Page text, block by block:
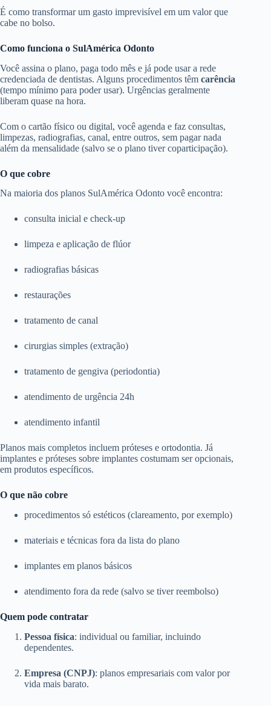
É como transformar um gasto imprevisível em um valor que
cabe no bolso.
Como funciona o SulAmérica Odonto
Você assina o plano, paga todo mês e já pode usar a rede
credenciada de dentistas. Alguns procedimentos têm carência
(tempo mínimo para poder usar). Urgências geralmente
liberam quase na hora.
Com o cartão físico ou digital, você agenda e faz consultas,
limpezas, radiografias, canal, entre outros, sem pagar nada
além da mensalidade (salvo se o plano tiver coparticipação).
O que cobre
Na maioria dos planos SulAmérica Odonto você encontra:
consulta inicial e check-up
limpeza e aplicação de flúor
radiografias básicas
restaurações
tratamento de canal
cirurgias simples (extração)
tratamento de gengiva (periodontia)
atendimento de urgência 24h
atendimento infantil
Planos mais completos incluem próteses e ortodontia. Já
implantes e próteses sobre implantes costumam ser opcionais,
em produtos específicos.
O que não cobre
procedimentos só estéticos (clareamento, por exemplo)
materiais e técnicas fora da lista do plano
implantes em planos básicos
atendimento fora da rede (salvo se tiver reembolso)
Quem pode contratar
Pessoa física: individual ou familiar, incluindo
dependentes.
Empresa (CNPJ): planos empresariais com valor por
vida mais barato.